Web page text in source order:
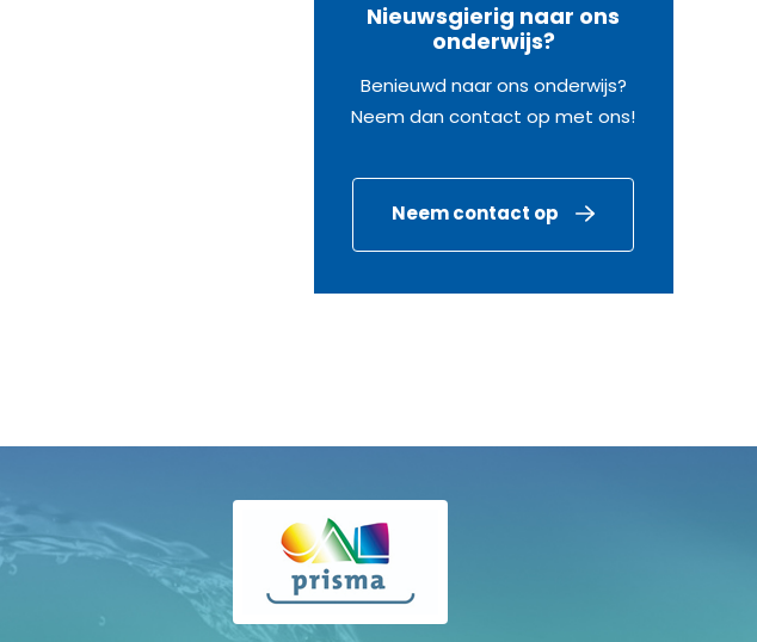
Nieuwsgierig naar ons
onderwijs?
Benieuwd naar ons onderwijs?
Neem dan contact op met ons!
Neem contact op